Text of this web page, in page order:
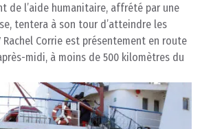
de l’aide humanitaire, affrété par une
tentera à son tour d’atteindre les
Rachel Corrie est présentement en route
midi, à moins de 500 kilomètres du